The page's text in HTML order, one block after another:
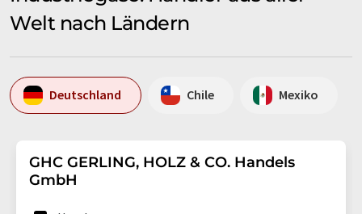
Welt nach Ländern
Deutschland Chile Mexiko
GHC GERLING, HOLZ & CO. Handels
GmbH